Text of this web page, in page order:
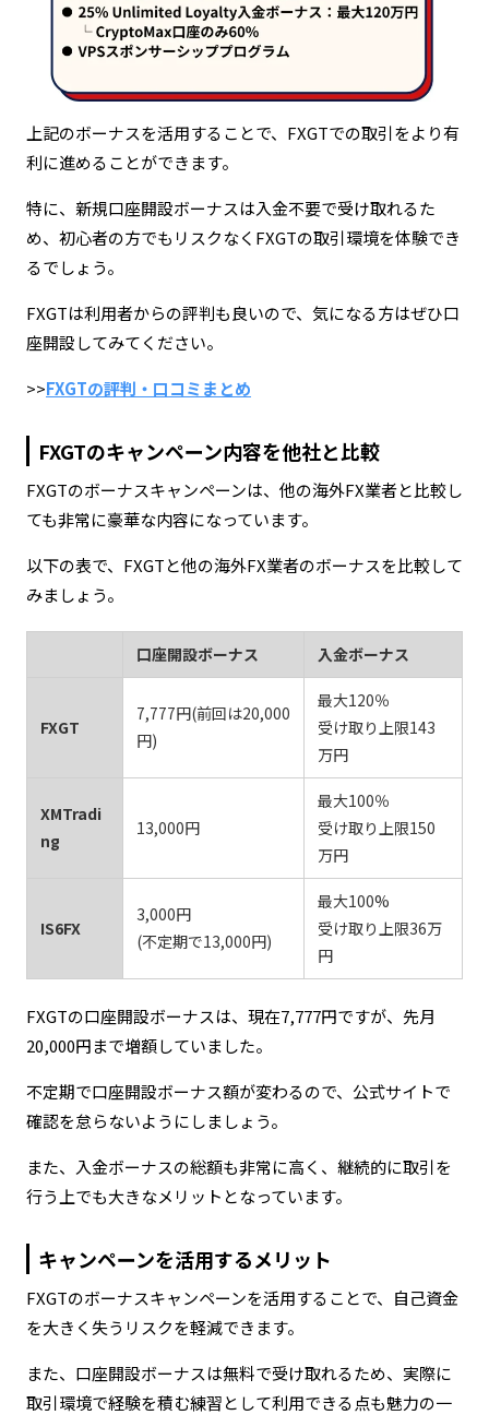
上記のボーナスを活用することで、FXGTでの取引をより有
利に進めることができます。
特に、新規口座開設ボーナスは入金不要で受け取れるた
め、初心者の方でもリスクなくFXGTの取引環境を体験でき
るでしょう。
FXGTは利用者からの評判も良いので、気になる方はぜひ口
座開設してみてください。
>>FXGTの評判・口コミまとめ
FXGTのキャンペーン内容を他社と比較
FXGTのボーナスキャンペーンは、他の海外FX業者と比較し
ても非常に豪華な内容になっています。
以下の表で、FXGTと他の海外FX業者のボーナスを比較して
みましょう。
口座開設ボーナス 入金ボーナス
FXGT
7,777円(前回は20,000
円)
最大120％
受け取り上限143
万円
XMTradi
ng
13,000円
最大100％
受け取り上限150
万円
IS6FX
3,000円
(不定期で13,000円)
最大100%
受け取り上限36万
円
FXGTの口座開設ボーナスは、現在7,777円ですが、先月
20,000円まで増額していました。
不定期で口座開設ボーナス額が変わるので、公式サイトで
確認を怠らないようにしましょう。
また、入金ボーナスの総額も非常に高く、継続的に取引を
行う上でも大きなメリットとなっています。
キャンペーンを活用するメリット
FXGTのボーナスキャンペーンを活用することで、自己資金
を大きく失うリスクを軽減できます。
また、口座開設ボーナスは無料で受け取れるため、実際に
取引環境で経験を積む練習として利用できる点も魅力の一